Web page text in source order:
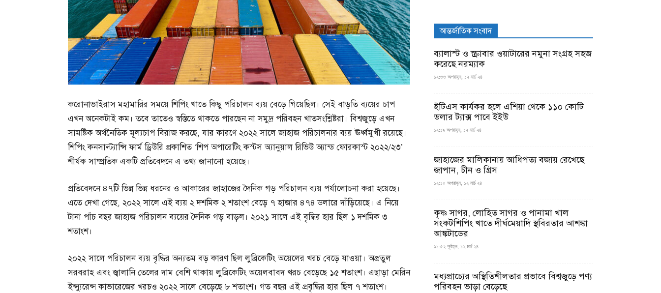
করোনাভাইরাস মহামারির সময়ে শিপিং খাতে কিছু পরিচালন ব্যয় বেড়ে গিয়েছিল। সেই বাড়তি ব্যয়ের চাপ
এখন অনেকটাই কম। তবে তাতেও স্বস্তিতে থাকতে পারছেন না সমুদ্র পরিবহন খাতসংশ্লিষ্টরা। বিশ্বজুড়ে এখন
সামষ্টিক অর্থনৈতিক মূল্যচাপ বিরাজ করছে, যার কারণে ২০২২ সালে জাহাজ পরিচালনার ব্যয় ঊর্ধ্বমুখী রয়েছে।
শিপিং কনসাল্ট্যান্সি ফার্ম ড্রিউরি প্রকাশিত ‘শিপ অপারেটিং কস্টস অ্যানুয়াল রিভিউ অ্যান্ড ফোরকাস্ট ২০২২/২৩’
শীর্ষক সাম্প্রতিক একটি প্রতিবেদনে এ তথ্য জানানো হয়েছে।
প্রতিবেদনে ৪৭টি ভিন্ন ভিন্ন ধরনের ও আকারের জাহাজের দৈনিক গড় পরিচালন ব্যয় পর্যালোচনা করা হয়েছে।
এতে দেখা গেছে, ২০২২ সালে এই ব্যয় ২ দশমিক ২ শতাংশ বেড়ে ৭ হাজার ৪৭৪ ডলারে দাঁড়িয়েছে। এ নিয়ে
টানা পাঁচ বছর জাহাজ পরিচালন ব্যয়ের দৈনিক গড় বাড়ল। ২০২১ সালে এই বৃদ্ধির হার ছিল ১ দশমিক ৩
শতাংশ।
২০২২ সালে পরিচালন ব্যয় বৃদ্ধির অন্যতম বড় কারণ ছিল লুব্রিকেটিং অয়েলের খরচ বেড়ে যাওয়া। অপ্রতুল
সরবরাহ এবং জ্বালানি তেলের দাম বেশি থাকায় লুব্রিকেটিং অয়েলবাবদ খরচ বেড়েছে ১৫ শতাংশ। এছাড়া মেরিন
ইন্স্যুরেন্স কাভারেজের খরচও ২০২২ সালে বেড়েছে ৮ শতাংশ। গত বছর এই প্রবৃদ্ধির হার ছিল ৭ শতাংশ।
আন্তর্জাতিক সংবাদ
ব্যালাস্ট ও স্ক্রাবার ওয়াটারের নমুনা সংগ্রহ সহজ
করেছে নরম্যাক
১২:৩৩ অপরাহ্ন, ১২ মার্চ ২৪
ইটিএস কার্যকর হলে এশিয়া থেকে ১১০ কোটি
ডলার ট্যাক্স পাবে ইইউ
১২:১৯ অপরাহ্ন, ১২ মার্চ ২৪
জাহাজের মালিকানায় আধিপত্য বজায় রেখেছে
জাপান, চীন ও গ্রিস
১২:১০ অপরাহ্ন, ১২ মার্চ ২৪
কৃষ্ণ সাগর, লোহিত সাগর ও পানামা খাল
সংকটশিপিং খাতে দীর্ঘমেয়াদি স্থবিরতার আশঙ্কা
আঙ্কটাডের
১১:৫২ পূর্বাহ্ন, ১২ মার্চ ২৪
মধ্যপ্রাচ্যের অস্থিতিশীলতার প্রভাবে বিশ্বজুড়ে পণ্য
পরিবহন ভাড়া বেড়েছে